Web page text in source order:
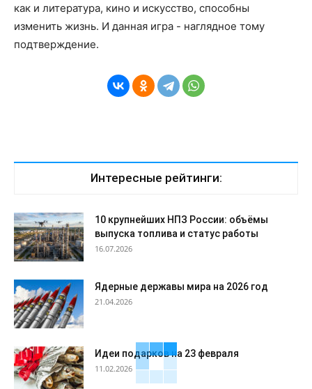
как и литература, кино и искусство, способны
изменить жизнь. И данная игра - наглядное тому
подтверждение.
Интересные рейтинги:
10 крупнейших НПЗ России: объёмы
выпуска топлива и статус работы
16.07.2026
Ядерные державы мира на 2026 год
21.04.2026
Идеи подарков на 23 февраля
11.02.2026